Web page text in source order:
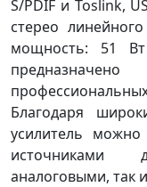
S/PDIF и Toslink,
стерео
мощность: 51
Благодаря
усилитель
источниками
аналоговыми, так